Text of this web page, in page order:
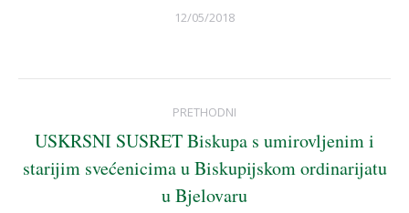
12/05/2018
navigation
PRETHODNI
Previous
album:
USKRSNI SUSRET Biskupa s umirovljenim i
starijim svećenicima u Biskupijskom ordinarijatu
u Bjelovaru